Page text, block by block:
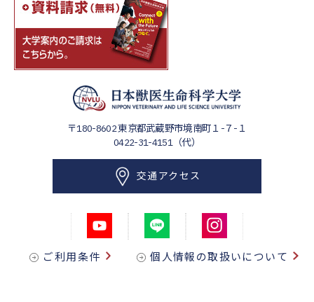
〒180-8602東京都武蔵野市境南町１-７-１
0422-31-4151（代）
交通アクセス
ご利用条件 個人情報の取扱いについて